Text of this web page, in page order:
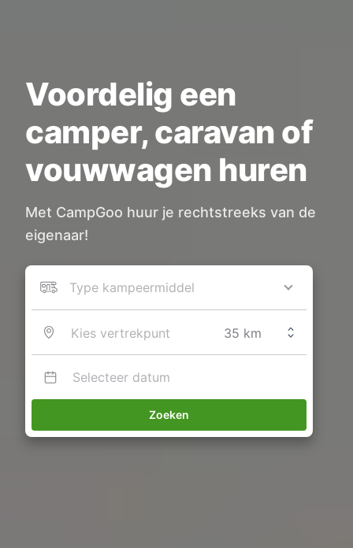
Voordelig een
camper, caravan of
vouwwagen huren
Met CampGoo huur je rechtstreeks van de
eigenaar!
Type kampeermiddel
Selecteer datum
Zoeken